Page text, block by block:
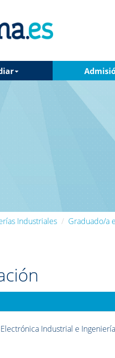
Industriales
Graduado/a
Industrial e